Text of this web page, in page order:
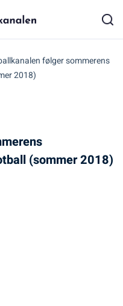
følger sommerens
2018)
(sommer 2018)